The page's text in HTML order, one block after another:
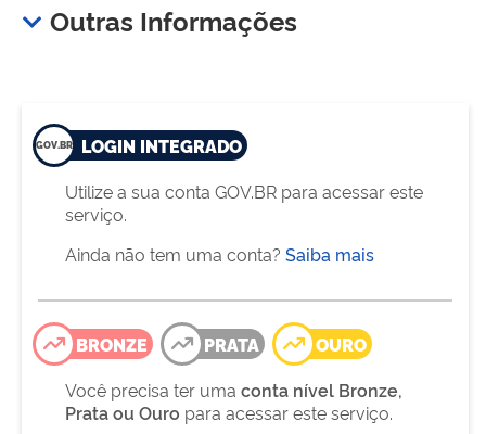
Outras Informações
LOGIN INTEGRADO
Utilize a sua conta GOV.BR para acessar este
serviço.
Ainda não tem uma conta? Saiba mais
BRONZE PRATA
OURO
Você precisa ter uma conta nível Bronze,
Prata ou Ouro para acessar este serviço.